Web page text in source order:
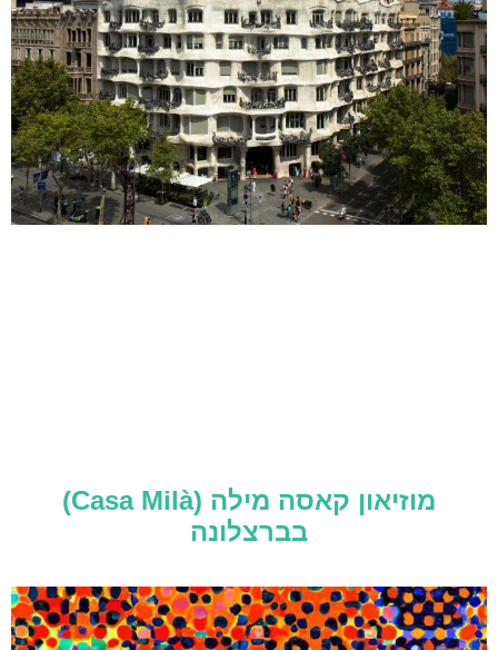
מוזיאון קאסה מילה (Casa Milà)
בברצלונה